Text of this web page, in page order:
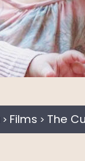
> Films > The